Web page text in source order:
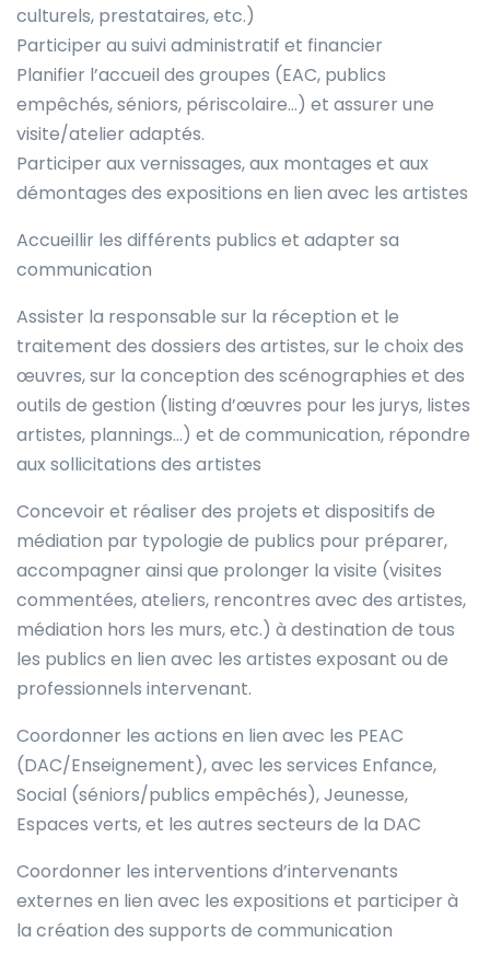
culturels, prestataires, etc.)
Participer au suivi administratif et financier
Planifier l’accueil des groupes (EAC, publics
empêchés, séniors, périscolaire…) et assurer une
visite/atelier adaptés.
Participer aux vernissages, aux montages et aux
démontages des expositions en lien avec les artistes
Accueillir les différents publics et adapter sa
communication
Assister la responsable sur la réception et le
traitement des dossiers des artistes, sur le choix des
œuvres, sur la conception des scénographies et des
outils de gestion (listing d’œuvres pour les jurys, listes
artistes, plannings…) et de communication, répondre
aux sollicitations des artistes
Concevoir et réaliser des projets et dispositifs de
médiation par typologie de publics pour préparer,
accompagner ainsi que prolonger la visite (visites
commentées, ateliers, rencontres avec des artistes,
médiation hors les murs, etc.) à destination de tous
les publics en lien avec les artistes exposant ou de
professionnels intervenant.
Coordonner les actions en lien avec les PEAC
(DAC/Enseignement), avec les services Enfance,
Social (séniors/publics empêchés), Jeunesse,
Espaces verts, et les autres secteurs de la DAC
Coordonner les interventions d’intervenants
externes en lien avec les expositions et participer à
la création des supports de communication